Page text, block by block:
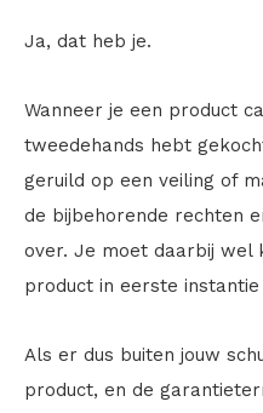
Ja, dat heb je.
Wanneer je een product
tweedehands hebt
geruild op een veiling of
de bijbehorende rechten
over. Je moet daarbij wel
product in eerste
Als er dus buiten jouw
product, en de